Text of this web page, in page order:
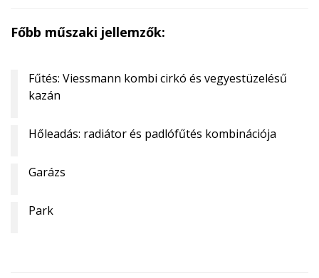
Főbb műszaki jellemzők:
Fűtés: Viessmann kombi cirkó és vegyestüzelésű
kazán
Hőleadás: radiátor és padlófűtés kombinációja
Garázs
Park